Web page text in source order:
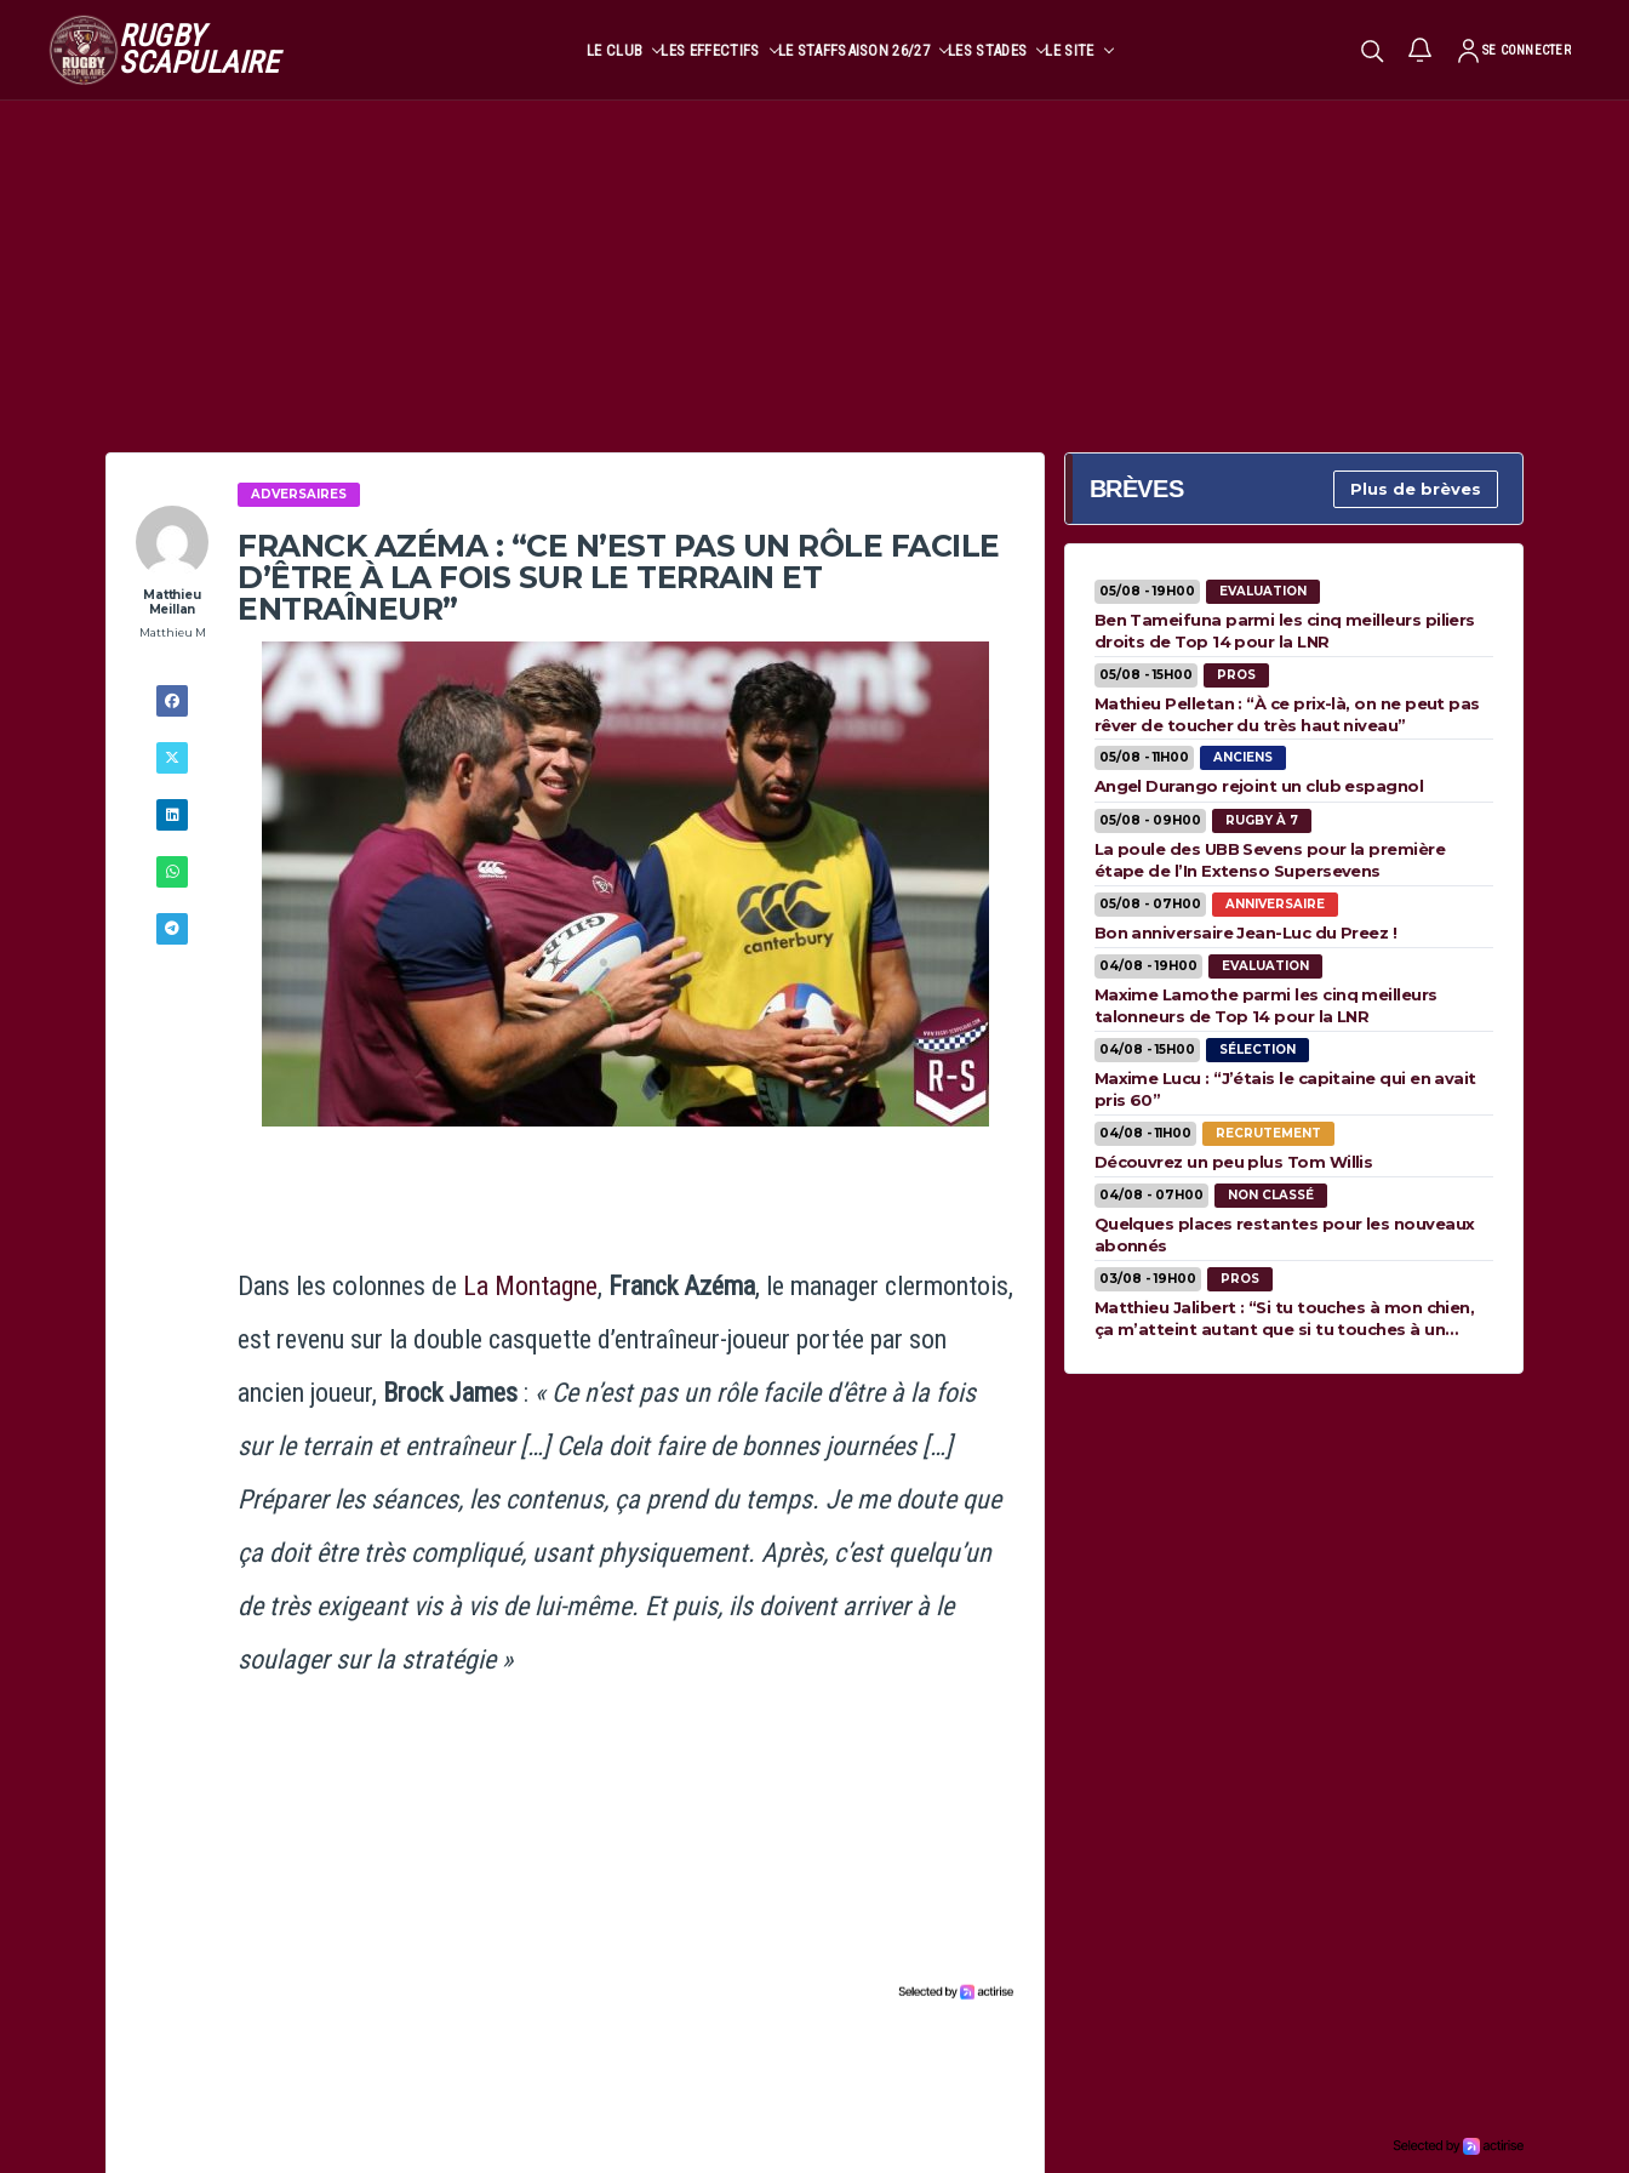
RUGBY
SCAPULAIRE LE CLUB LES EFFECTIFS LE STAFFSAISON 26/27 LES STADES LE SITE SE CONNECTER
Matthieu
Meillan
Matthieu M
ADVERSAIRES
FRANCK AZÉMA : “CE N’EST PAS UN RÔLE FACILE
D’ÊTRE À LA FOIS SUR LE TERRAIN ET
ENTRAÎNEUR”
Dans les colonnes de La Montagne, Franck Azéma, le manager clermontois,
est revenu sur la double casquette d’entraîneur-joueur portée par son
ancien joueur, Brock James : « Ce n’est pas un rôle facile d’être à la fois
sur le terrain et entraîneur […] Cela doit faire de bonnes journées […]
Préparer les séances, les contenus, ça prend du temps. Je me doute que
ça doit être très compliqué, usant physiquement. Après, c’est quelqu’un
de très exigeant vis à vis de lui-même. Et puis, ils doivent arriver à le
soulager sur la stratégie »
BRÈVES Plus de brèves
05/08 - 19H00 EVALUATION
Ben Tameifuna parmi les cinq meilleurs piliers
droits de Top 14 pour la LNR
05/08 - 15H00 PROS
Mathieu Pelletan : “À ce prix-là, on ne peut pas
rêver de toucher du très haut niveau”
05/08 - 11H00 ANCIENS
Angel Durango rejoint un club espagnol
05/08 - 09H00 RUGBY À 7
La poule des UBB Sevens pour la première
étape de l’In Extenso Supersevens
05/08 - 07H00 ANNIVERSAIRE
Bon anniversaire Jean-Luc du Preez !
04/08 - 19H00 EVALUATION
Maxime Lamothe parmi les cinq meilleurs
talonneurs de Top 14 pour la LNR
04/08 - 15H00 SÉLECTION
Maxime Lucu : “J’étais le capitaine qui en avait
pris 60”
04/08 - 11H00 RECRUTEMENT
Découvrez un peu plus Tom Willis
04/08 - 07H00 NON CLASSÉ
Quelques places restantes pour les nouveaux
abonnés
03/08 - 19H00 PROS
Matthieu Jalibert : “Si tu touches à mon chien,
ça m’atteint autant que si tu touches à un